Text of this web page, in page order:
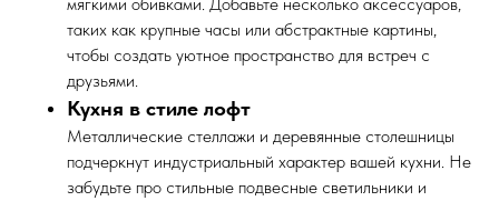
таких как крупные часы или абстрактные картины,
чтобы создать уютное пространство для встреч с
друзьями.
Кухня в стиле лофт
Металлические стеллажи и деревянные столешницы
подчеркнут индустриальный характер вашей кухни. Не
забудьте про стильные подвесные светильники и